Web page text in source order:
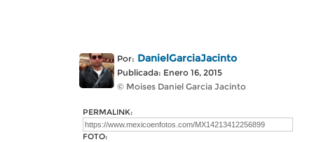
Por: DanielGarciaJacinto
Publicada: Enero 16, 2015
© Moises Daniel Garcia Jacinto
PERMALINK:
FOTO: